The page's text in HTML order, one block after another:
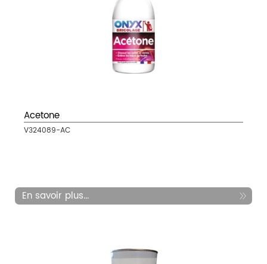
Acetone
V324089-AC
En savoir plus...